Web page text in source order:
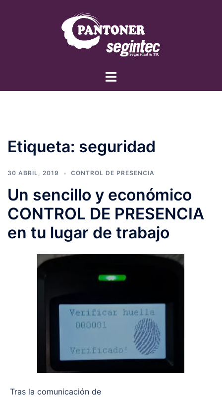
Alternar
Etiqueta: seguridad
30 ABRIL, 2019 CONTROL DE PRESENCIA
Un sencillo y económico
CONTROL DE PRESENCIA
en tu lugar de trabajo
Tras la comunicación de